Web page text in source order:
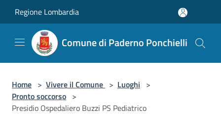
Regione Lombardia
Comune di Paderno Ponchielli
Home > Vivere il Comune > Luoghi >
Pronto soccorso >
Presidio Ospedaliero Buzzi PS Pediatrico